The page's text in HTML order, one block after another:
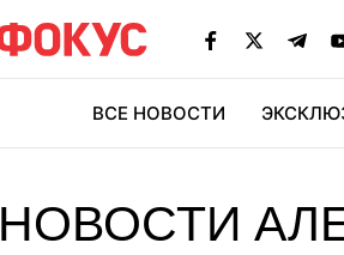
ВСЕ НОВОСТИ
НОВОСТИ